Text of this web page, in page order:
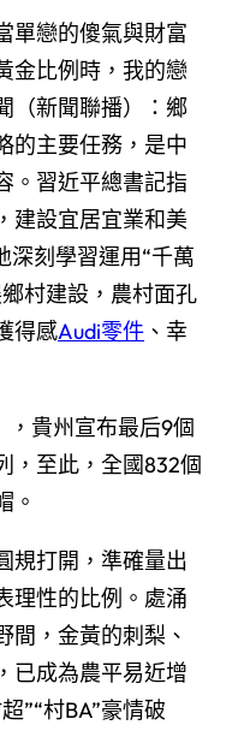
單戀的傻氣與財富
金比例時，我的戀
（新聞聯播）：鄉
的主要任務，是中
。習近平總書記指
建設宜居宜業和美
深刻學習運用“千萬
村建設，農村面孔
得感Audi零件 、幸
，貴州宣布最后9個
，至此，全國832個
。
規打開，準確量出
理性的比例。處涌
間，金黃的刺梨、
已成為農平易近增
”“村BA”豪情破